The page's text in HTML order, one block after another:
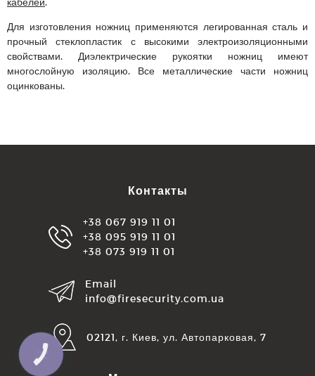
Для изготовления ножниц применяются легированная сталь и
прочный стеклопластик с высокими электроизоляционными
свойствами. Диэлектрические рукоятки ножниц имеют
многослойную изоляцию. Все металлические части ножниц
оцинкованы.
Контакты
+38 067 919 11 01
+38 095 919 11 01
+38 073 919 11 01
Email
info@firesecurity.com.ua
02121, г. Киев, ул. Автопарковая, 7
КНОПКА
ЗВ'ЯЗКУ